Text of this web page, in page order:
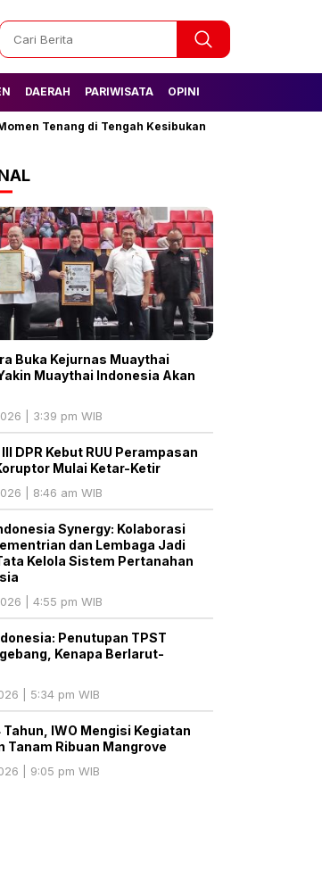
DAERAH PARIWISATA OPINI
Tenang di Tengah Kesibukan
Buka Kejurnas Muaythai
Muaythai Indonesia Akan
| 3:39 pm WIB
DPR Kebut RUU Perampasan
Mulai Ketar-Ketir
| 8:46 am WIB
Synergy: Kolaborasi
dan Lembaga Jadi
Kelola Sistem Pertanahan
| 4:55 pm WIB
Penutupan TPST
Kenapa Berlarut-
| 5:34 pm WIB
Tahun, IWO Mengisi Kegiatan
Tanam Ribuan Mangrove
| 9:05 pm WIB